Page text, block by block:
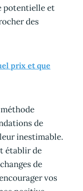
potentielle et
des
prix et que
de
inestimable.
établir de
de
vos